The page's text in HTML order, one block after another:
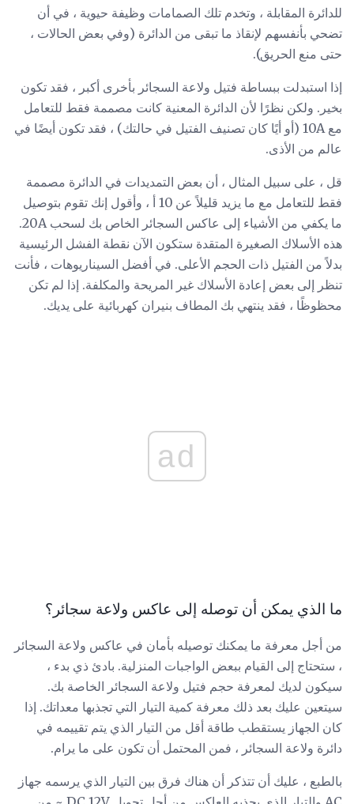
للدائرة المقابلة ، وتخدم تلك الصمامات وظيفة حيوية ، في أن
تضحي بأنفسهم لإنقاذ ما تبقى من الدائرة (وفي بعض الحالات ،
حتى منع الحريق).
إذا استبدلت ببساطة فتيل ولاعة السجائر بأخرى أكبر ، فقد تكون
بخير. ولكن نظرًا لأن الدائرة المعنية كانت مصممة فقط للتعامل
مع 10A (أو أيًا كان تصنيف الفتيل في حالتك) ، فقد تكون أيضًا في
عالم من الأذى.
قل ، على سبيل المثال ، أن بعض التمديدات في الدائرة مصممة
فقط للتعامل مع ما يزيد قليلاً عن 10 أ ، وأقول إنك تقوم بتوصيل
ما يكفي من الأشياء إلى عاكس السجائر الخاص بك لسحب 20A.
هذه الأسلاك الصغيرة المتقدة ستكون الآن نقطة الفشل الرئيسية
بدلاً من الفتيل ذات الحجم الأعلى. في أفضل السيناريوهات ، فأنت
تنظر إلى بعض إعادة الأسلاك غير المريحة والمكلفة. إذا لم تكن
محظوظًا ، فقد ينتهي بك المطاف بنيران كهربائية على يديك.
ad
ما الذي يمكن أن توصله إلى عاكس ولاعة سجائر؟
من أجل معرفة ما يمكنك توصيله بأمان في عاكس ولاعة السجائر
، ستحتاج إلى القيام ببعض الواجبات المنزلية. بادئ ذي بدء ،
سيكون لديك لمعرفة حجم فتيل ولاعة السجائر الخاصة بك.
سيتعين عليك بعد ذلك معرفة كمية التيار التي تجذبها معداتك. إذا
كان الجهاز يستقطب طاقة أقل من التيار الذي يتم تقييمه في
دائرة ولاعة السجائر ، فمن المحتمل أن تكون على ما يرام.
بالطبع ، عليك أن تتذكر أن هناك فرق بين التيار الذي يرسمه جهاز